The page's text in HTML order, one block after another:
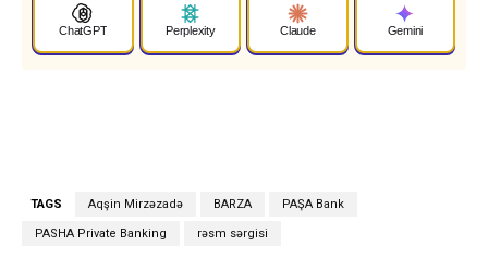
ChatGPT Perplexity Claude Gemini
TAGS Aqşin Mirzəzadə BARZA PAŞA Bank
PASHA Private Banking rəsm sərgisi